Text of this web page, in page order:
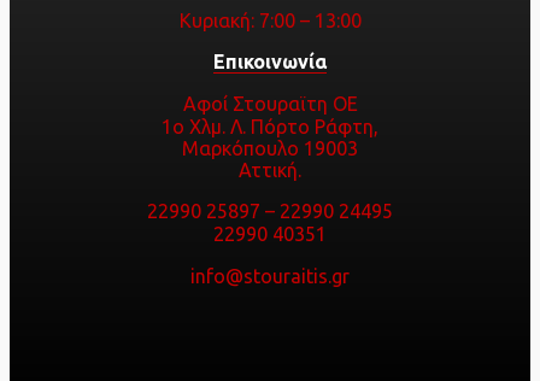
Κυριακή: 7:00 – 13:00
Επικοινωνία
Αφοί Στουραϊτη ΟΕ
1ο Χλμ. Λ. Πόρτο Ράφτη,
Μαρκόπουλο 19003
Αττική.
22990 25897 – 22990 24495
22990 40351
info@stouraitis.gr